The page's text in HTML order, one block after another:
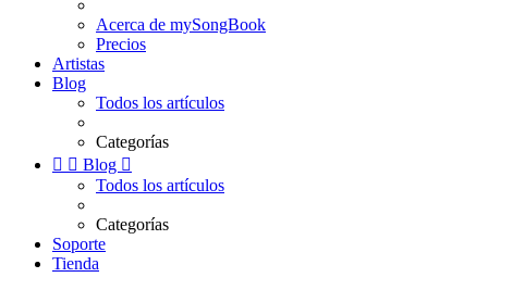
Acerca de mySongBook
Precios
Artistas
Blog
Todos los artículos
Categorías
  Blog 
Todos los artículos
Categorías
Soporte
Tienda